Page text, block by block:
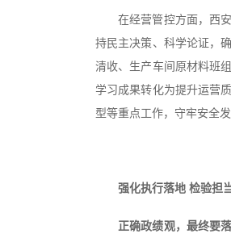
在经营管控方面，西
持民主决策、科学论证，
清收、生产车间原材料班
学习成果转化为提升运营
型等重点工作，守牢安全
强化执行落地 检验担
正确政绩观，最终要